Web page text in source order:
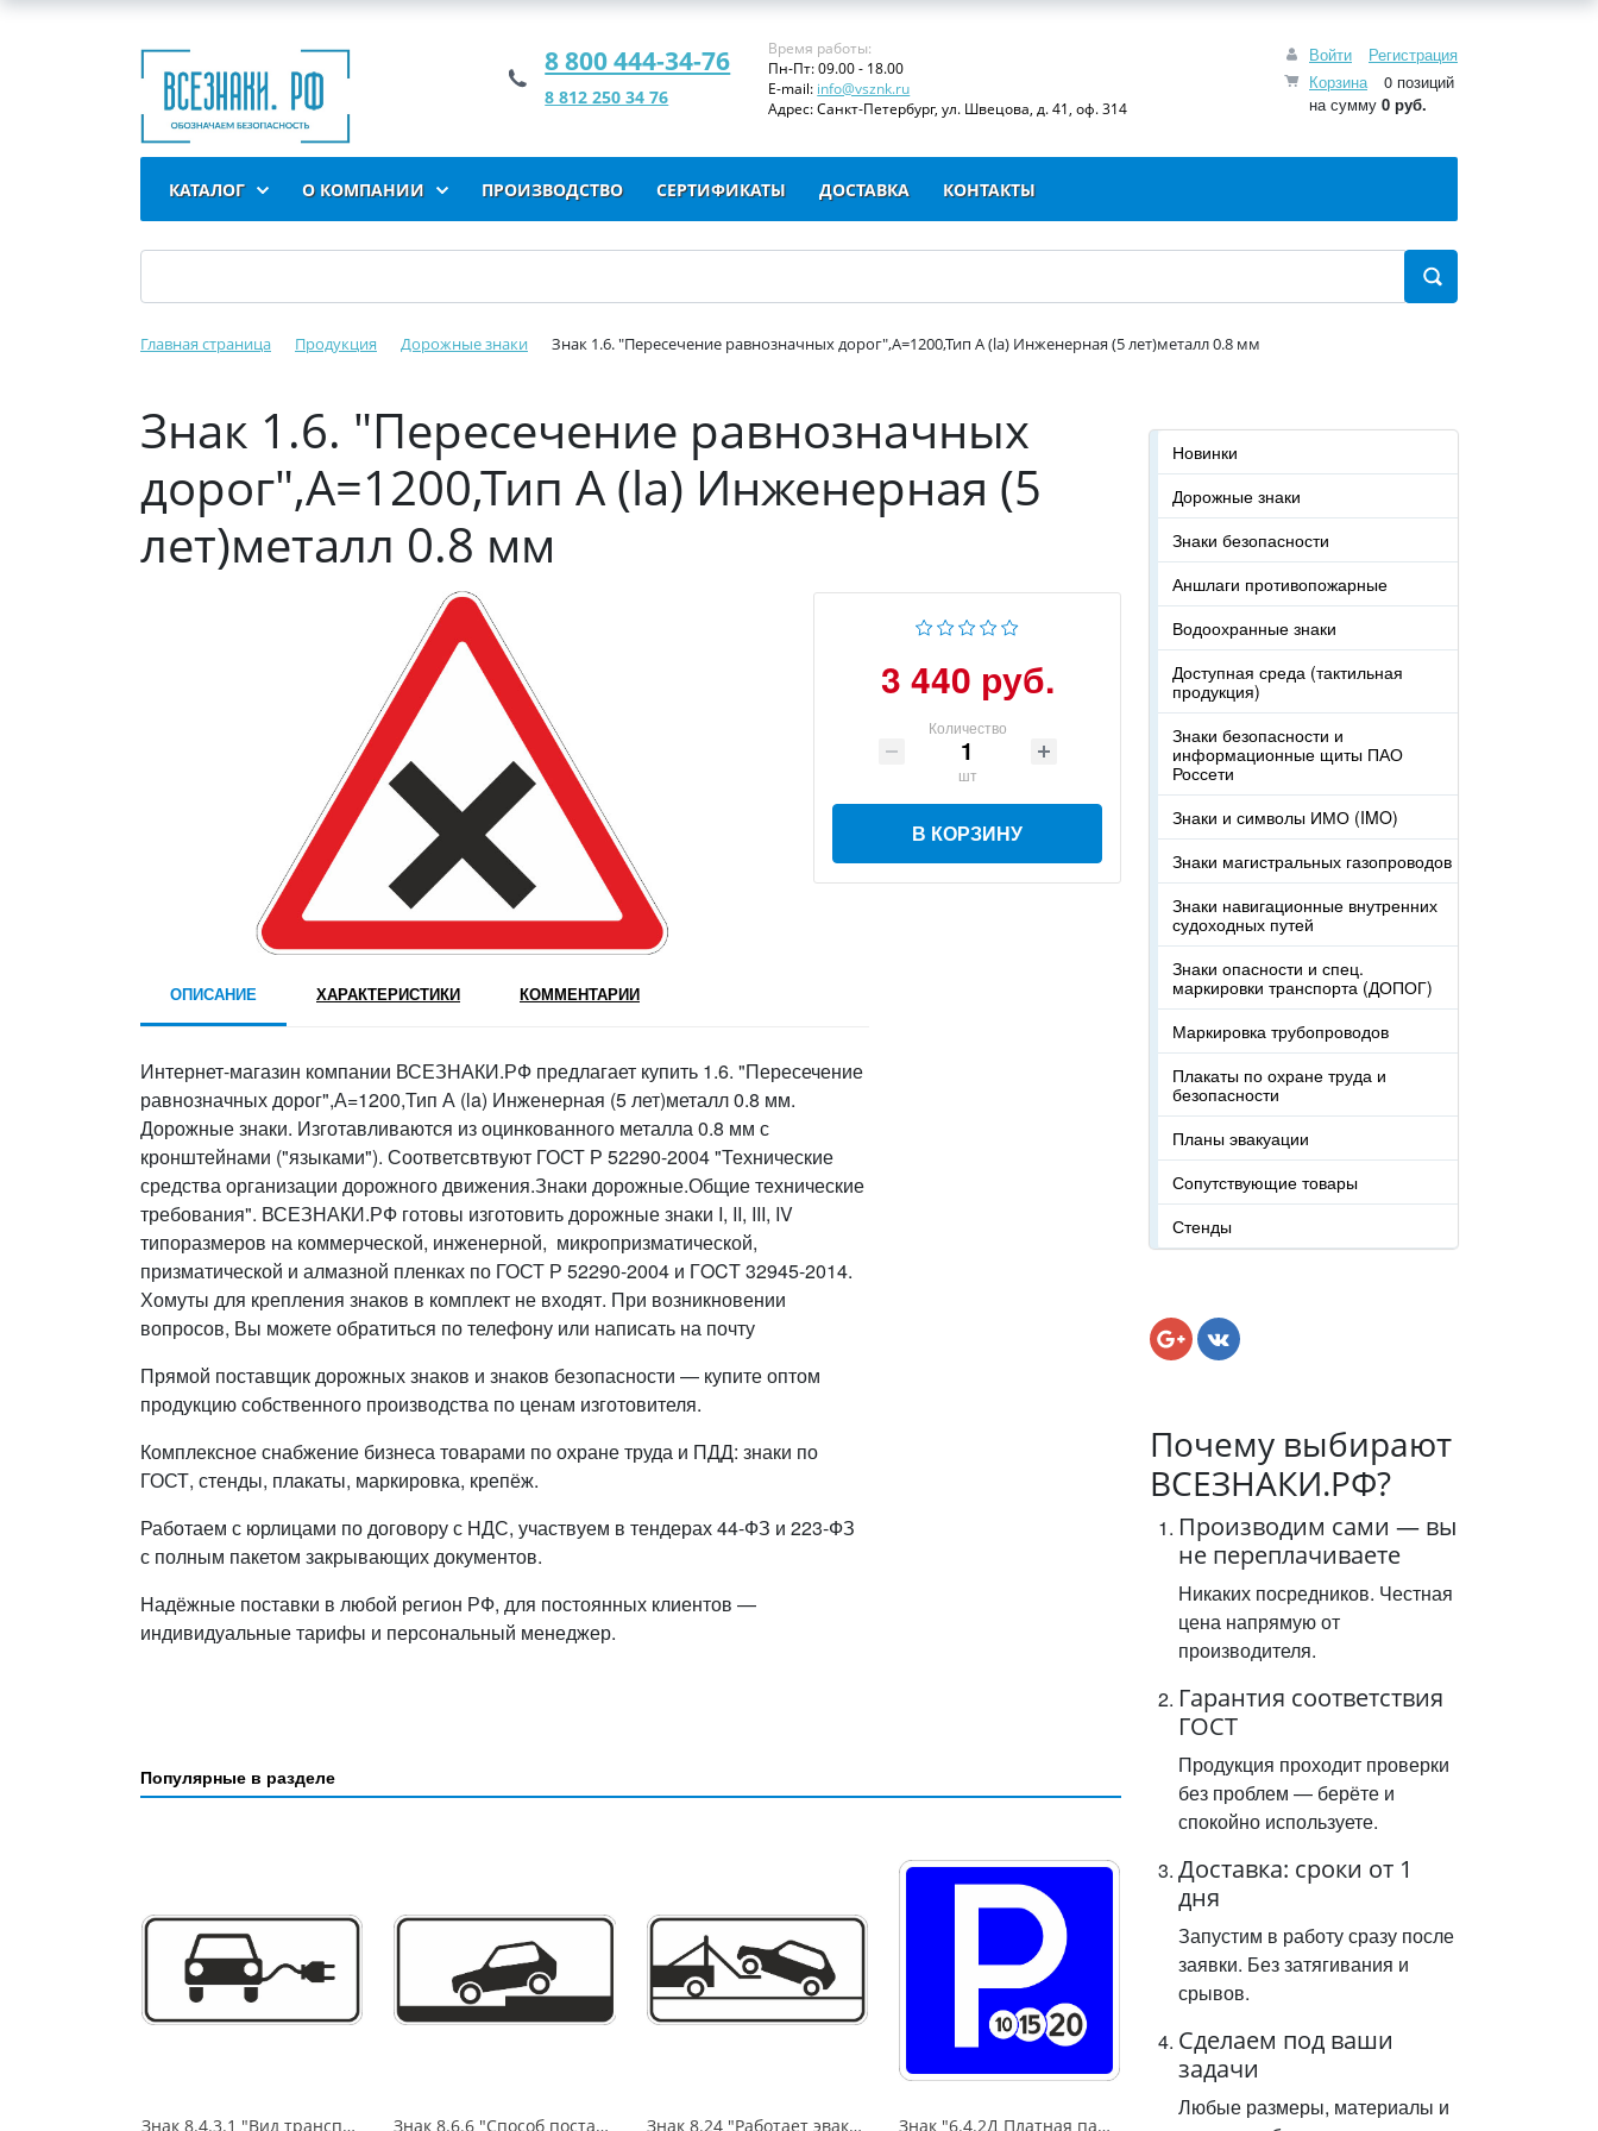
Войти
Регистрация
Корзина
0 позиций
на сумму 0 руб.
8 800 444-34-76
8 812 250 34 76
Время работы:
Пн-Пт: 09.00 - 18.00
E-mail: info@vsznk.ru
Адрес: Санкт-Петербург, ул. Швецова, д. 41, оф. 314
КАТАЛОГ О КОМПАНИИ ПРОИЗВОДСТВО СЕРТИФИКАТЫ ДОСТАВКА КОНТАКТЫ
Главная страница Продукция Дорожные знаки Знак 1.6. "Пересечение равнозначных дорог",А=1200,Тип А (la) Инженерная (5 лет)металл 0.8 мм
Знак 1.6. "Пересечение равнозначных
дорог",А=1200,Тип А (la) Инженерная (5
лет)металл 0.8 мм
3 440 руб.
Количество
шт
В КОРЗИНУ
ОПИСАНИЕ ХАРАКТЕРИСТИКИ КОММЕНТАРИИ
Интернет-магазин компании ВСЕЗНАКИ.РФ предлагает купить 1.6. "Пересечение
равнозначных дорог",А=1200,Тип А (la) Инженерная (5 лет)металл 0.8 мм.
Дорожные знаки. Изготавливаются из оцинкованного металла 0.8 мм с
кронштейнами ("языками"). Соответсвтвуют ГОСТ Р 52290-2004 "Технические
средства организации дорожного движения.Знаки дорожные.Общие технические
требования". ВСЕЗНАКИ.РФ готовы изготовить дорожные знаки I, II, III, IV
типоразмеров на коммерческой, инженерной, микропризматической,
призматической и алмазной пленках по ГОСТ Р 52290-2004 и ГOCT 32945-2014.
Хомуты для крепления знаков в комплект не входят. При возникновении
вопросов, Вы можете обратиться по телефону или написать на почту
Прямой поставщик дорожных знаков и знаков безопасности — купите оптом
продукцию собственного производства по ценам изготовителя.
Комплексное снабжение бизнеса товарами по охране труда и ПДД: знаки по
ГОСТ, стенды, плакаты, маркировка, крепёж.
Работаем с юрлицами по договору с НДС, участвуем в тендерах 44-ФЗ и 223-ФЗ
с полным пакетом закрывающих документов.
Надёжные поставки в любой регион РФ, для постоянных клиентов —
индивидуальные тарифы и персональный менеджер.
Популярные в разделе
Знак 8.4.3.1 "Вид транспортного средства", 350*700, Тип А Коммерческая (3 года),металл 0.8 мм
Знак 8.6.6 "Способ постановки ТС на стоянку", 350*700, Тип А (1б) Микропризм. (7-9 лет)металл 0.8 мм
Знак 8.24 "Работает эвакуатор", 350*700, Тип А Коммерческая (3 года),металл 0.8 мм
Знак "6.4.2Д Платная парковка для автотранспорта»,B=600,Тип А Коммерческая (3 года),металл 0.8 мм
Новинки
Дорожные знаки
Знаки безопасности
Аншлаги противопожарные
Водоохранные знаки
Доступная среда (тактильная
продукция)
Знаки безопасности и
информационные щиты ПАО
Россети
Знаки и символы ИМО (IMO)
Знаки магистральных газопроводов
Знаки навигационные внутренних
судоходных путей
Знаки опасности и спец.
маркировки транспорта (ДОПОГ)
Маркировка трубопроводов
Плакаты по охране труда и
безопасности
Планы эвакуации
Сопутствующие товары
Стенды
Почему выбирают
ВСЕЗНАКИ.РФ?
Производим сами — вы
не переплачиваете
Никаких посредников. Честная
цена напрямую от
производителя.
Гарантия соответствия
ГОСТ
Продукция проходит проверки
без проблем — берёте и
спокойно используете.
Доставка: сроки от 1
дня
Запустим в работу сразу после
заявки. Без затягивания и
срывов.
Сделаем под ваши
задачи
Любые размеры, материалы и